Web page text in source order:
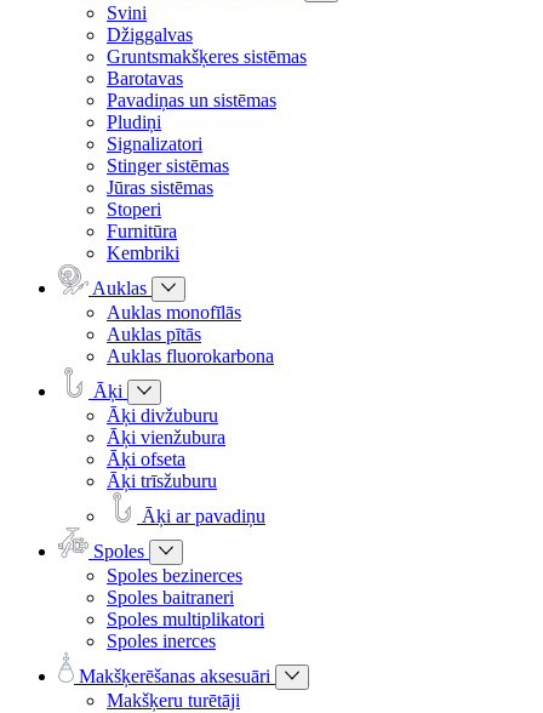
Svini
Džiggalvas
Gruntsmakšķeres sistēmas
Barotavas
Pavadiņas un sistēmas
Pludiņi
Signalizatori
Stinger sistēmas
Jūras sistēmas
Stoperi
Furnitūra
Kembriki
Auklas
Auklas monofīlās
Auklas pītās
Auklas fluorokarbona
Āķi
Āķi divžuburu
Āķi vienžubura
Āķi ofseta
Āķi trīsžuburu
Āķi ar pavadiņu
Spoles
Spoles bezinerces
Spoles baitraneri
Spoles multiplikatori
Spoles inerces
Makšķerēšanas aksesuāri
Makšķeru turētāji